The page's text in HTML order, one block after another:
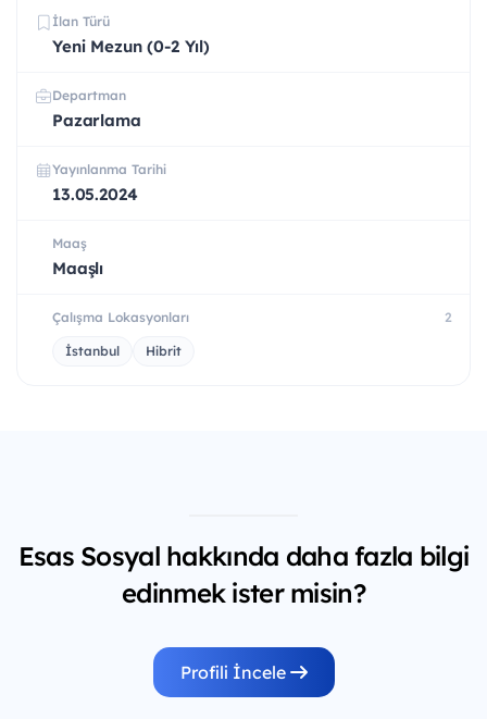
İlan Türü
Yeni Mezun (0-2 Yıl)
Departman
Pazarlama
Yayınlanma Tarihi
13.05.2024
Maaş
Maaşlı
Çalışma Lokasyonları 2
İstanbul Hibrit
Esas Sosyal hakkında daha fazla bilgi
edinmek ister misin?
Profili İncele